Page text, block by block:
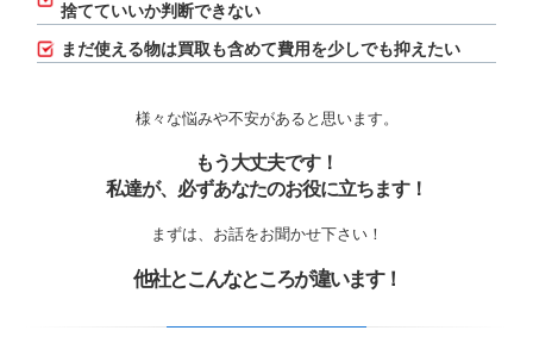
捨てていいか判断できない
まだ使える物は買取も含めて費用を少しでも抑えたい
様々な悩みや不安があると思います。
もう大丈夫です！
私達が、必ずあなたのお役に立ちます！
まずは、お話をお聞かせ下さい！
他社とこんなところが違います！